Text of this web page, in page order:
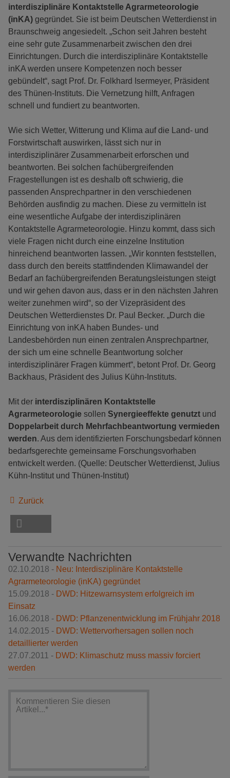
interdisziplinäre Kontaktstelle Agrarmeteorologie
(inKA) gegründet. Sie ist beim Deutschen Wetterdienst in
Braunschweig angesiedelt. „Schon seit Jahren besteht
eine sehr gute Zusammenarbeit zwischen den drei
Einrichtungen. Durch die interdisziplinäre Kontaktstelle
inKA werden unsere Kompetenzen noch besser
gebündelt“, sagt Prof. Dr. Folkhard Isermeyer, Präsident
des Thünen-Instituts. Die Vernetzung hilft, Anfragen
schnell und fundiert zu beantworten.
Wie sich Wetter, Witterung und Klima auf die Land- und
Forstwirtschaft auswirken, lässt sich nur in
interdisziplinärer Zusammenarbeit erforschen und
beantworten. Bei solchen fachübergreifenden
Fragestellungen ist es deshalb oft schwierig, die
passenden Ansprechpartner in den verschiedenen
Behörden ausfindig zu machen. Diese zu vermitteln ist
eine wesentliche Aufgabe der interdisziplinären
Kontaktstelle Agrarmeteorologie. Hinzu kommt, dass sich
viele Fragen nicht durch eine einzelne Institution
hinreichend beantworten lassen. „Wir konnten feststellen,
dass durch den bereits stattfindenden Klimawandel der
Bedarf an fachübergreifenden Beratungsleistungen steigt
und wir gehen davon aus, dass er in den nächsten Jahren
weiter zunehmen wird“, so der Vizepräsident des
Deutschen Wetterdienstes Dr. Paul Becker. „Durch die
Einrichtung von inKA haben Bundes- und
Landesbehörden nun einen zentralen Ansprechpartner,
der sich um eine schnelle Beantwortung solcher
interdisziplinärer Fragen kümmert“, betont Prof. Dr. Georg
Backhaus, Präsident des Julius Kühn-Instituts.
Mit der interdisziplinären Kontaktstelle
Agrarmeteorologie sollen Synergieeffekte genutzt und
Doppelarbeit durch Mehrfachbeantwortung vermieden
werden. Aus dem identifizierten Forschungsbedarf können
bedarfsgerechte gemeinsame Forschungsvorhaben
entwickelt werden. (Quelle: Deutscher Wetterdienst, Julius
Kühn-Institut und Thünen-Institut)
Zurück
Verwandte Nachrichten
02.10.2018 - Neu: Interdisziplinäre Kontaktstelle
Agrarmeteorologie (inKA) gegründet
15.09.2018 - DWD: Hitzewarnsystem erfolgreich im
Einsatz
16.06.2018 - DWD: Pflanzenentwicklung im Frühjahr 2018
14.02.2015 - DWD: Wettervorhersagen sollen noch
detaillierter werden
27.07.2011 - DWD: Klimaschutz muss massiv forciert
werden